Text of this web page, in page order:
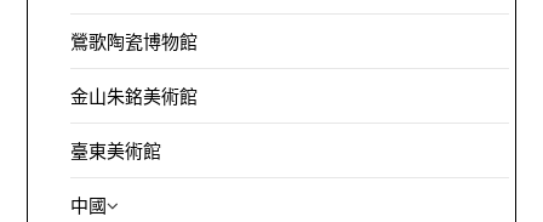
鶯歌陶瓷博物館
金山朱銘美術館
臺東美術館
中國